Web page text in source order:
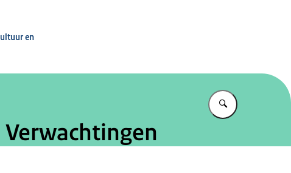
en
Vul in wat u